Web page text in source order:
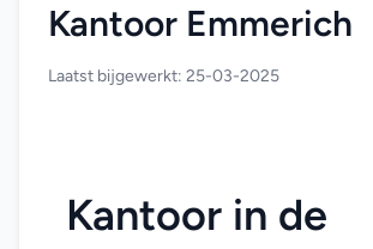
Kantoor Emmerich
Laatst bijgewerkt: 25-03-2025
Kantoor in de